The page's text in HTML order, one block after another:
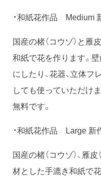
・和紙花作品 Medium
国産の楮（コウゾ）と雁
和紙で花を作ります。
にしたり、花器、立体
しても使っていただけ
無料です。
・和紙花作品 Large 新
国産の楮（コウゾ）、雁皮
材とした手漉き和紙で